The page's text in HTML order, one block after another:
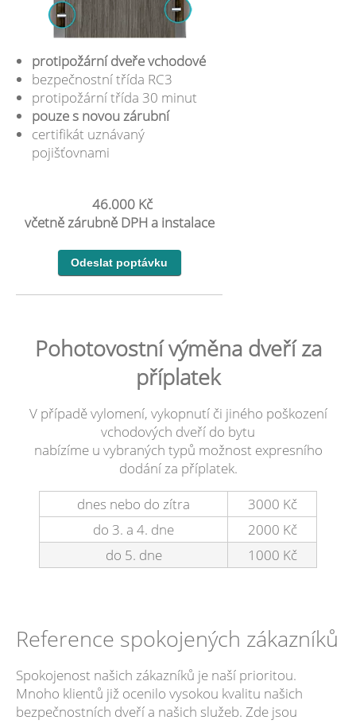
protipožární dveře vchodové
bezpečnostní třída RC3
protipožární třída 30 minut
pouze s novou zárubní
certifikát uznávaný
pojišťovnami
46.000 Kč
včetně zárubně DPH a instalace
Pohotovostní výměna dveří za
příplatek
V případě vylomení, vykopnutí či jiného poškození
vchodových dveří do bytu
nabízíme u vybraných typů možnost expresního
dodání za příplatek.
dnes nebo do zítra
3000 Kč
do 3. a 4. dne
2000 Kč
do 5. dne
1000 Kč
Reference spokojených zákazníků
Spokojenost našich zákazníků je naší prioritou.
Mnoho klientů již ocenilo vysokou kvalitu našich
bezpečnostních dveří a našich služeb. Zde jsou